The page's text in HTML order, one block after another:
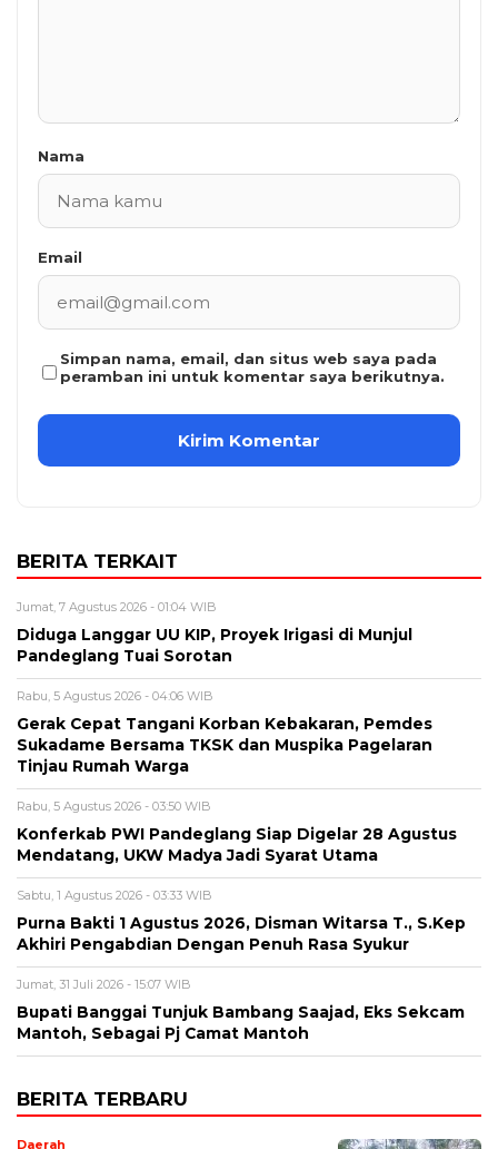
Nama
Email
Simpan nama, email, dan situs web saya pada
peramban ini untuk komentar saya berikutnya.
BERITA TERKAIT
Jumat, 7 Agustus 2026 - 01:04 WIB
Diduga Langgar UU KIP, Proyek Irigasi di Munjul
Pandeglang Tuai Sorotan
Rabu, 5 Agustus 2026 - 04:06 WIB
Gerak Cepat Tangani Korban Kebakaran, Pemdes
Sukadame Bersama TKSK dan Muspika Pagelaran
Tinjau Rumah Warga
Rabu, 5 Agustus 2026 - 03:50 WIB
Konferkab PWI Pandeglang Siap Digelar 28 Agustus
Mendatang, UKW Madya Jadi Syarat Utama
Sabtu, 1 Agustus 2026 - 03:33 WIB
Purna Bakti 1 Agustus 2026, Disman Witarsa T., S.Kep
Akhiri Pengabdian Dengan Penuh Rasa Syukur
Jumat, 31 Juli 2026 - 15:07 WIB
Bupati Banggai Tunjuk Bambang Saajad, Eks Sekcam
Mantoh, Sebagai Pj Camat Mantoh
BERITA TERBARU
Daerah